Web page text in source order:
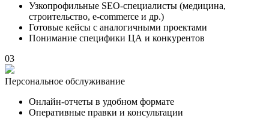
Узкопрофильные SEO-специалисты (медицина,
строительство, e-commerce и др.)
Готовые кейсы с аналогичными проектами
Понимание специфики ЦА и конкурентов
03
Персональное обслуживание
Онлайн-отчеты в удобном формате
Оперативные правки и консультации